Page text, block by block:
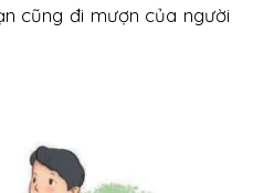
cũng đi mượn của người